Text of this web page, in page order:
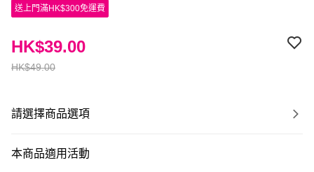
送上門滿HK$300免運費
HK$49.00
HK$39.00
請選擇商品選項
本商品適用活動